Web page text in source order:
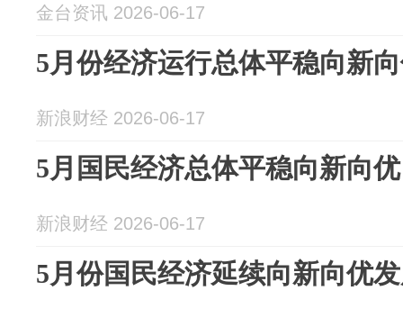
金台资讯 2026-06-17
5月份经济运行总体平稳向新
新浪财经 2026-06-17
5月国民经济总体平稳向新向优
新浪财经 2026-06-17
5月份国民经济延续向新向优